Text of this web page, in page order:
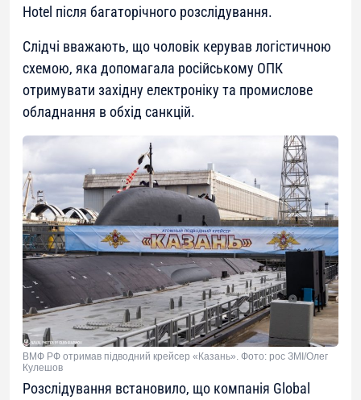
Hotel після багаторічного розслідування.
Слідчі вважають, що чоловік керував логістичною
схемою, яка допомагала російському ОПК
отримувати західну електроніку та промислове
обладнання в обхід санкцій.
ВМФ РФ отримав підводний крейсер «Казань». Фото: рос ЗМІ/Олег
Кулешов
Розслідування встановило, що компанія Global